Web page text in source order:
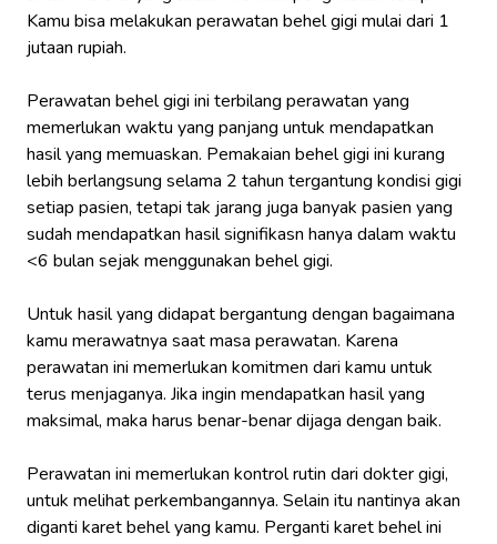
Kamu bisa melakukan perawatan behel gigi mulai dari 1
jutaan rupiah.
Perawatan behel gigi ini terbilang perawatan yang
memerlukan waktu yang panjang untuk mendapatkan
hasil yang memuaskan. Pemakaian behel gigi ini kurang
lebih berlangsung selama 2 tahun tergantung kondisi gigi
setiap pasien, tetapi tak jarang juga banyak pasien yang
sudah mendapatkan hasil signifikasn hanya dalam waktu
<6 bulan sejak menggunakan behel gigi.
Untuk hasil yang didapat bergantung dengan bagaimana
kamu merawatnya saat masa perawatan. Karena
perawatan ini memerlukan komitmen dari kamu untuk
terus menjaganya. Jika ingin mendapatkan hasil yang
maksimal, maka harus benar-benar dijaga dengan baik.
Perawatan ini memerlukan kontrol rutin dari dokter gigi,
untuk melihat perkembangannya. Selain itu nantinya akan
diganti karet behel yang kamu. Perganti karet behel ini